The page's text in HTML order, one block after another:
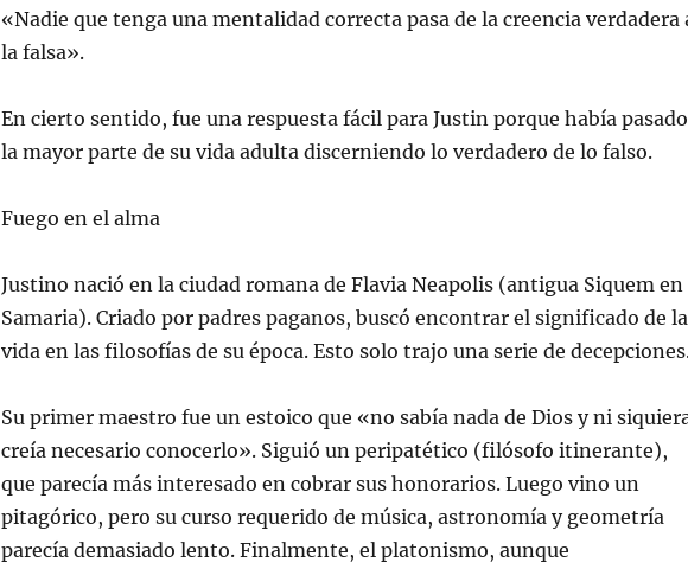
«Nadie que tenga una mentalidad correcta pasa de la creencia verdadera
la falsa».
En cierto sentido, fue una respuesta fácil para Justin porque había pasado
la mayor parte de su vida adulta discerniendo lo verdadero de lo falso.
Fuego en el alma
Justino nació en la ciudad romana de Flavia Neapolis (antigua Siquem en
Samaria). Criado por padres paganos, buscó encontrar el significado de la
vida en las filosofías de su época. Esto solo trajo una serie de
Su primer maestro fue un estoico que «no sabía nada de Dios y ni
creía necesario conocerlo». Siguió un peripatético (filósofo itinerante),
que parecía más interesado en cobrar sus honorarios. Luego vino un
pitagórico, pero su curso requerido de música, astronomía y geometría
parecía demasiado lento. Finalmente, el platonismo, aunque